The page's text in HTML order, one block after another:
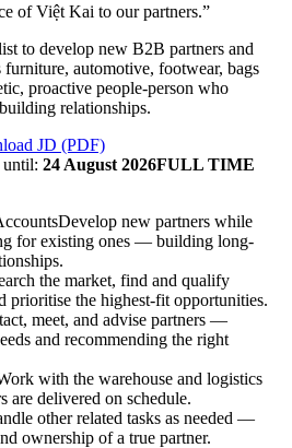
of Việt Kai to our partners.”
to develop new B2B partners and
furniture, automotive, footwear, bags
proactive people-person who
relationships.
JD (PDF)
until: 24 August 2026FULL TIME
Develop new partners while
for existing ones — building long-
the market, find and qualify
prioritise the highest-fit opportunities.
meet, and advise partners —
and recommending the right
with the warehouse and logistics
are delivered on schedule.
other related tasks as needed —
ownership of a true partner.